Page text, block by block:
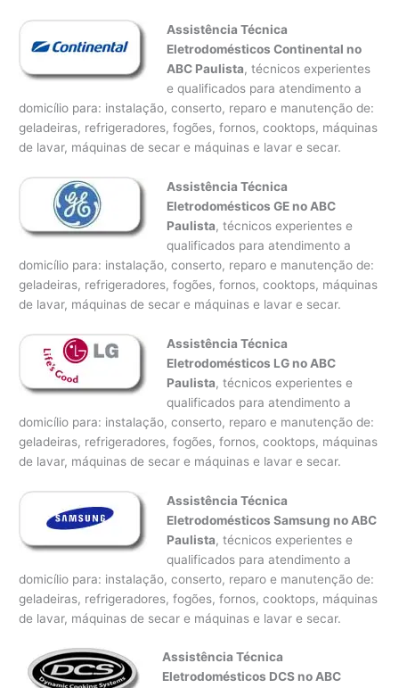
Assistência Técnica
Eletrodomésticos Continental no
ABC Paulista, técnicos experientes
e qualificados para atendimento a
domicílio para: instalação, conserto, reparo e manutenção de:
geladeiras, refrigeradores, fogões, fornos, cooktops, máquinas
de lavar, máquinas de secar e máquinas e lavar e secar.
Assistência Técnica
Eletrodomésticos GE no ABC
Paulista, técnicos experientes e
qualificados para atendimento a
domicílio para: instalação, conserto, reparo e manutenção de:
geladeiras, refrigeradores, fogões, fornos, cooktops, máquinas
de lavar, máquinas de secar e máquinas e lavar e secar.
Assistência Técnica
Eletrodomésticos LG no ABC
Paulista, técnicos experientes e
qualificados para atendimento a
domicílio para: instalação, conserto, reparo e manutenção de:
geladeiras, refrigeradores, fogões, fornos, cooktops, máquinas
de lavar, máquinas de secar e máquinas e lavar e secar.
Assistência Técnica
Eletrodomésticos Samsung no ABC
Paulista, técnicos experientes e
qualificados para atendimento a
domicílio para: instalação, conserto, reparo e manutenção de:
geladeiras, refrigeradores, fogões, fornos, cooktops, máquinas
de lavar, máquinas de secar e máquinas e lavar e secar.
Assistência Técnica
Eletrodomésticos DCS no ABC